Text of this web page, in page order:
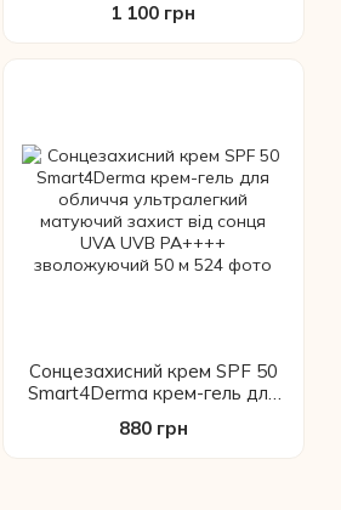
PERFORMANCE 50 мл
антивіковий крем від
зморшок ліфтинг підтяжка
1 100 грн
Сонцезахисний крем SPF 50
Smart4Derma крем-гель для
матуючий захист від сонця
UVA UVB PA++++
880 грн